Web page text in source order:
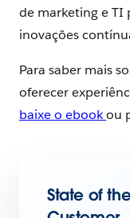
de marketing e TI
inovações
Para saber mais
oferecer
baixe o ebookou
State of